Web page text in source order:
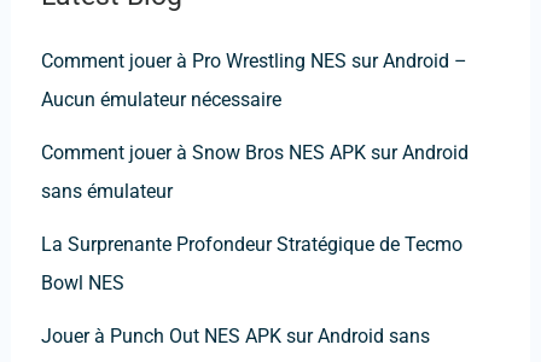
Comment jouer à Pro Wrestling NES sur Android –
Aucun émulateur nécessaire
Comment jouer à Snow Bros NES APK sur Android
sans émulateur
La Surprenante Profondeur Stratégique de Tecmo
Bowl NES
Jouer à Punch Out NES APK sur Android sans